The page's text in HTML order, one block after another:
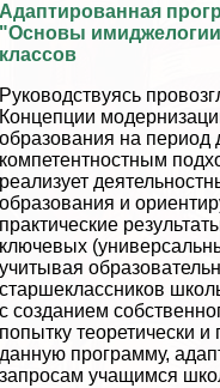
Адаптированная
"Основы
классов
Руководствуясь
Концепции
образования на период
компетентностным
реализует
образования и
пpaктические
ключевых
учитывая
старшеклассников
с созданием
попытку теоретически и
данную программу,
запросам учащимся